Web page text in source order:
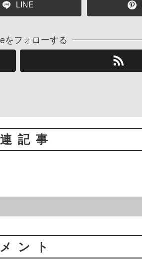
LINE
をフォローする
記事
ント